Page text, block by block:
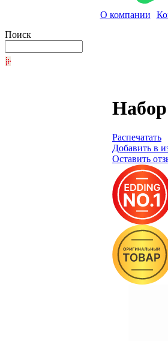
О компании
Поиск
Распечатать
Добавить в
Оставить